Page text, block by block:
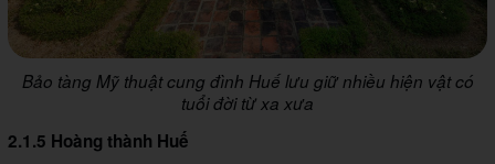
Bảo tàng Mỹ thuật cung đình Huế lưu giữ nhiều hiện vật có
tuổi đời từ xa xưa
2.1.5 Hoàng thành Huế